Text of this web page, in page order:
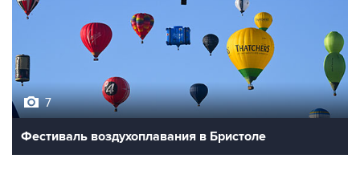
Фестиваль воздухоплавания в Бристоле